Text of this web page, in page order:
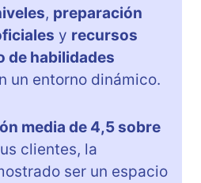
, preparación
y recursos
de habilidades
un entorno dinámico.
media de 4,5 sobre
clientes, la
ser un espacio